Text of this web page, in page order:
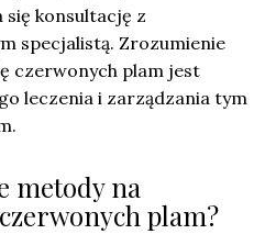
się konsultację z
specjalistą. Zrozumienie
czerwonych plam jest
leczenia i zarządzania tym
metody na
plam?